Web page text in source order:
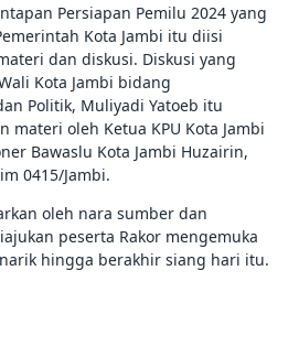
Persiapan Pemilu 2024 yang
Kota Jambi itu diisi
dan diskusi. Diskusi yang
Kota Jambi bidang
Politik, Muliyadi Yatoeb itu
materi oleh Ketua KPU Kota Jambi
Bawaslu Kota Jambi Huzairin,
0415/Jambi.
oleh nara sumber dan
peserta Rakor mengemuka
hingga berakhir siang hari itu.